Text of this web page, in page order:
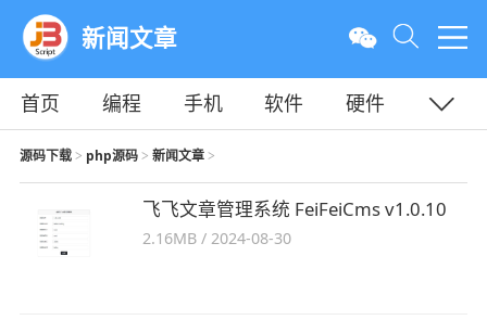
新闻文章
首页 编程 手机 软件
硬件
教程
平面 服务器
源码下载> php源码> 新闻文章>
飞飞文章管理系统 FeiFeiCms v1.0.10
2.16MB /2024-08-30